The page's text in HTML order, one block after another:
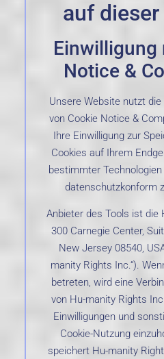
auf
Einwilligung
Notice &
Unsere Website nutzt
von Cookie Notice &
Ihre Einwilligung zur
Cookies auf Ihrem
bestimmter
datenschutzkonform
Anbieter des Tools ist die
300 Carnegie Center,
New Jersey 08540,
manity Rights Inc.“).
betreten, wird eine
von Hu-manity Rights
Einwilligungen und
Cookie-Nutzung
speichert Hu-manity